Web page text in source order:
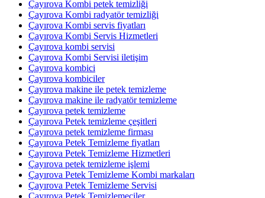
Çayırova Kombi petek temizliği
Çayırova Kombi radyatör temizliği
Çayırova Kombi servis fiyatları
Çayırova Kombi Servis Hizmetleri
Çayırova kombi servisi
Çayırova Kombi Servisi iletişim
Çayırova kombici
Çayırova kombiciler
Çayırova makine ile petek temizleme
Çayırova makine ile radyatör temizleme
Çayırova petek temizleme
Çayırova Petek temizleme çeşitleri
Çayırova petek temizleme firması
Çayırova Petek Temizleme fiyatları
Çayırova Petek Temizleme Hizmetleri
Çayırova petek temizleme işlemi
Çayırova Petek Temizleme Kombi markaları
Çayırova Petek Temizleme Servisi
Çayırova Petek Temizlemeciler